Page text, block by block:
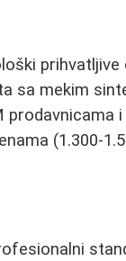
prihvatljive
sa mekim
prodavnicama
(1.300-